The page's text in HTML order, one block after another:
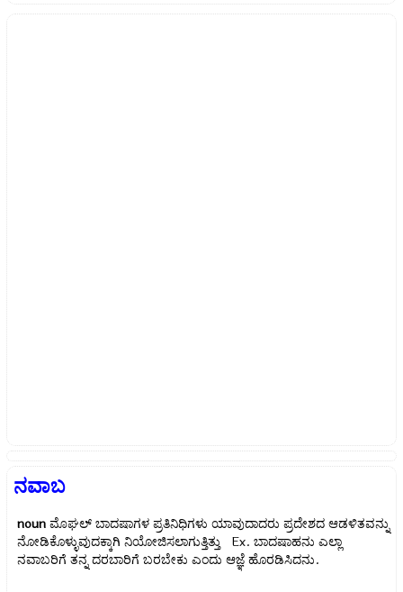
ನವಾಬ
noun ಮೊಘಲ್ ಬಾದಷಾಗಳ ಪ್ರತಿನಿಧಿಗಳು ಯಾವುದಾದರು ಪ್ರದೇಶದ ಆಡಳಿತವನ್ನು
ನೋಡಿಕೊಳ್ಳುವುದಕ್ಕಾಗಿ ನಿಯೋಜಿಸಲಾಗುತ್ತಿತ್ತು Ex.ಬಾದಷಾಹನು ಎಲ್ಲಾ
ನವಾಬರಿಗೆ ತನ್ನ ದರಬಾರಿಗೆ ಬರಬೇಕು ಎಂದು ಆಜ್ಞೆ ಹೊರಡಿಸಿದನು.